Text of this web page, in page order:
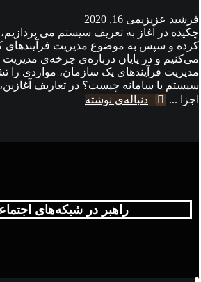
فرشید عزیزیمی 16, 2020
چکیده در آغاز به تعریف سیستم می پردازیم،
کرده و سپس به موضوع مدیریت فرآیندهای
می‌کنیم و در پایان درباره‌ی چرخه‌ی مدیریت
مدیریت فرآیندهای یک سازمان، مواردی را
سیستم یا سامانه چیست؟ در تعاریف
اجزا ...
دنباله‌ی نوشته
راهبر در شبکه‌های